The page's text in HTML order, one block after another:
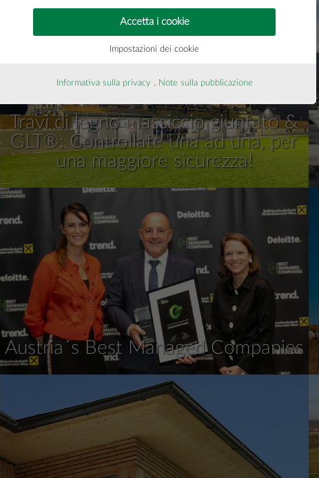
Travi di legno massiccio giuntato &
GLT®: Controllate una ad una, per
una maggiore sicurezza!
Austria´s Best Managed Companies
Impostazioni dei cookie
Accetta i cookie
Informativa sulla privacy . Note sulla pubblicazione